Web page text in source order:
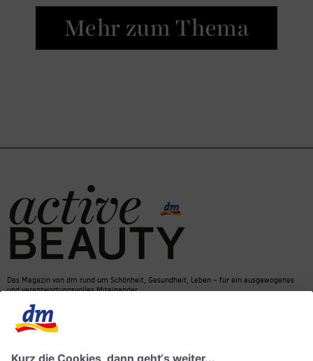
Mehr zum Thema
Das Magazin von dm rund um Schönheit, Gesundheit, Leben – für ein ausgewogenes
und verantwortungsvolles Miteinander.